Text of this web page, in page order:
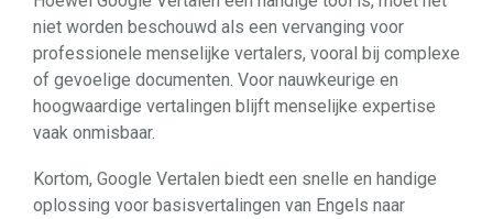
niet worden beschouwd als een vervanging voor
professionele menselijke vertalers, vooral bij complexe
of gevoelige documenten. Voor nauwkeurige en
hoogwaardige vertalingen blijft menselijke expertise
vaak onmisbaar.
Kortom, Google Vertalen biedt een snelle en handige
oplossing voor basisvertalingen van Engels naar